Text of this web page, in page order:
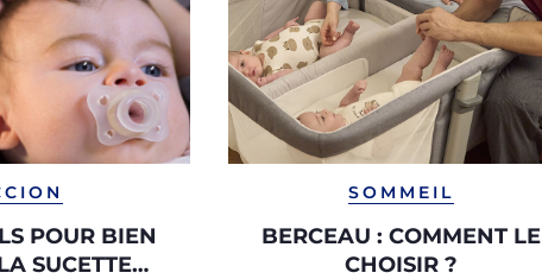
POUR BIEN
SUCETTE
SOMMEIL
BERCEAU : COMMENT LE
CHOISIR ?